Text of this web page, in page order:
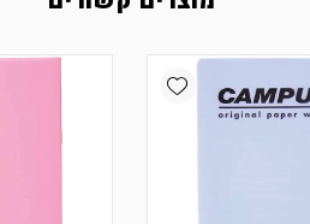
Add wishlist